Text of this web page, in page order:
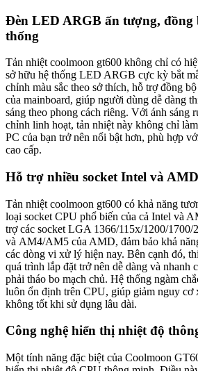
Đèn LED ARGB ấn tượng, đồng
thống
Tản nhiệt coolmoon gt600 không chỉ có
sở hữu hệ thống LED ARGB cực kỳ bắt
chỉnh màu sắc theo sở thích, hỗ trợ đồng
của mainboard, giúp người dùng dễ dàng
sáng theo phong cách riêng. Với ánh sáng
chỉnh linh hoạt, tản nhiệt này không chỉ
PC của bạn trở nên nổi bật hơn, phù hợp
cao cấp.
Hỗ trợ nhiều socket Intel và
Tản nhiệt coolmoon gt600 có khả năng
loại socket CPU phổ biến của cả Intel và
trợ các socket LGA 1366/115x/1200/1700/
và AM4/AM5 của AMD, đảm bảo khả
các dòng vi xử lý hiện nay. Bên cạnh đó,
quá trình lắp đặt trở nên dễ dàng và nhanh
phải tháo bo mạch chủ. Hệ thống ngàm
luôn ổn định trên CPU, giúp giảm nguy cơ
không tốt khi sử dụng lâu dài.
Công nghệ hiển thị nhiệt độ
Một tính năng đặc biệt của Coolmoon